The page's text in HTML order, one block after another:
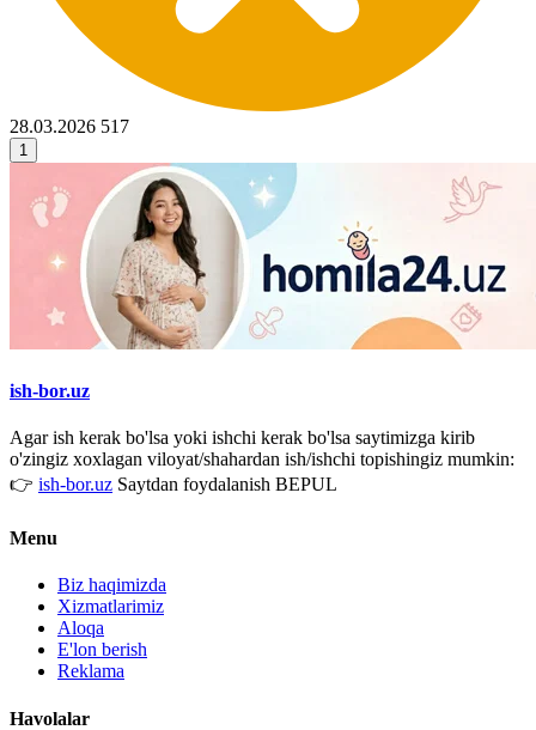
28.03.2026 517
1
ish-bor.uz
Agar ish kerak bo'lsa yoki ishchi kerak bo'lsa saytimizga kirib
o'zingiz xoxlagan viloyat/shahardan ish/ishchi topishingiz mumkin:
👉 ish-bor.uz Saytdan foydalanish BEPUL
Menu
Biz haqimizda
Xizmatlarimiz
Aloqa
E'lon berish
Reklama
Havolalar